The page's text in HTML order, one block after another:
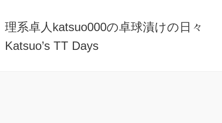
理系卓人katsuo000の卓球漬けの日々
Katsuo’s TT Days